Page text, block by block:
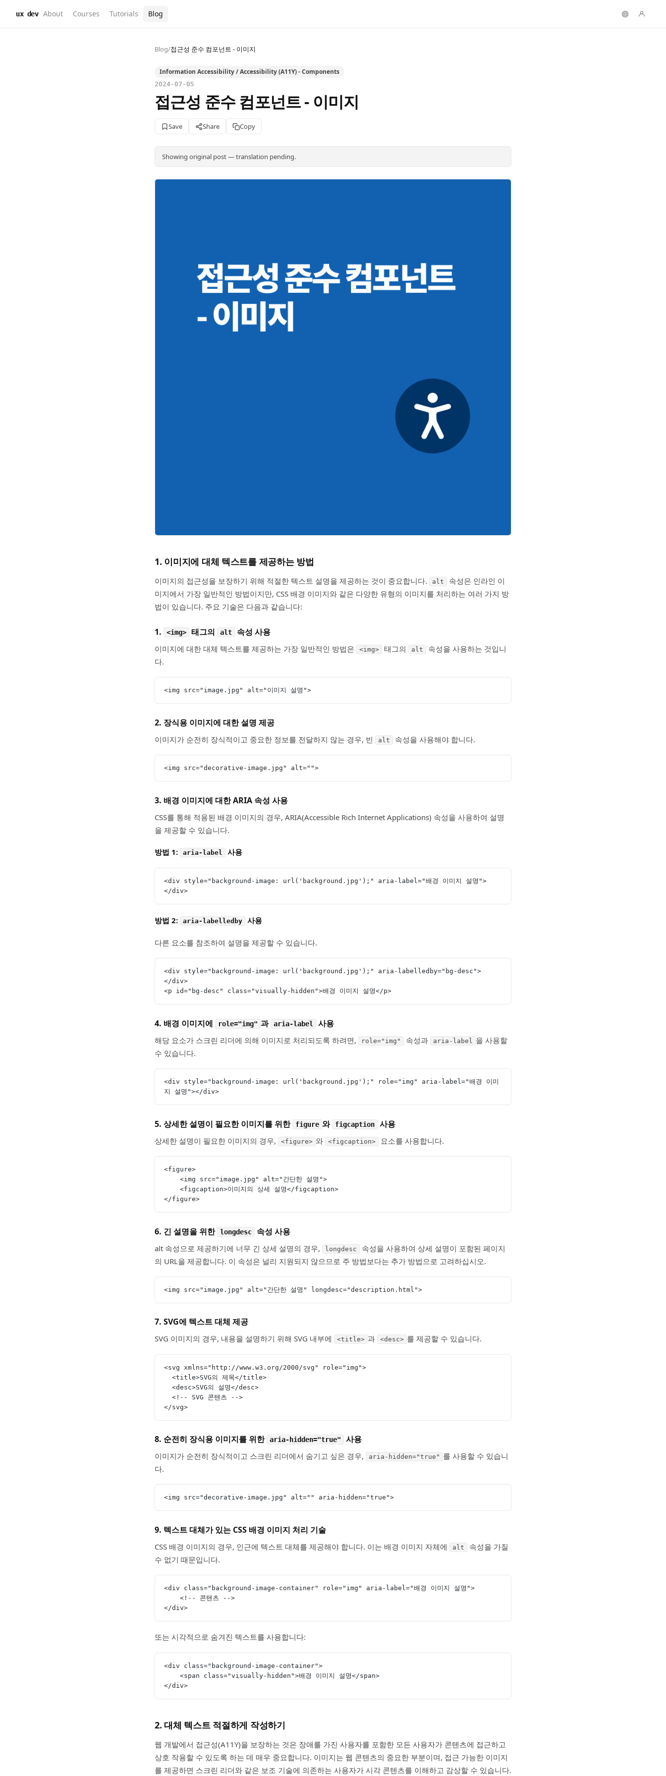
ux dev About Courses Tutorials Blog
Blog/접근성 준수 컴포넌트 - 이미지
Information Accessibility / Accessibility (A11Y) - Components
2024-07-05
접근성 준수 컴포넌트 - 이미지
Save Share Copy
Showing original post — translation pending.
1. 이미지에 대체 텍스트를 제공하는 방법
이미지의 접근성을 보장하기 위해 적절한 텍스트 설명을 제공하는 것이 중요합니다. alt
속성은 인라인 이
미지에서 가장 일반적인 방법이지만, CSS 배경 이미지와 같은 다양한 유형의 이미지를 처리하는 여러 가지 방
법이 있습니다. 주요 기술은 다음과 같습니다:
1. <img> 태그의 alt 속성 사용
이미지에 대한 대체 텍스트를 제공하는 가장 일반적인 방법은 <img> 태그의 alt
속성을 사용하는 것입니
다.
<img src="image.jpg" alt="이미지 설명">
2. 장식용 이미지에 대한 설명 제공
이미지가 순전히 장식적이고 중요한 정보를 전달하지 않는 경우, 빈 alt 속성을 사용해야 합니다.
<img src="decorative-image.jpg" alt="">
3. 배경 이미지에 대한 ARIA 속성 사용
CSS를 통해 적용된 배경 이미지의 경우, ARIA(Accessible Rich Internet Applications) 속성을 사용하여 설명
을 제공할 수 있습니다.
방법 1: aria-label 사용
<div style="background-image: url('background.jpg');" aria-label="배경 이미지 설명">
</div>
방법 2: aria-labelledby 사용
다른 요소를 참조하여 설명을 제공할 수 있습니다.
<div style="background-image: url('background.jpg');" aria-labelledby="bg-desc">
</div>
<p id="bg-desc" class="visually-hidden">배경 이미지 설명</p>
4. 배경 이미지에 role="img" 과 aria-label 사용
해당 요소가 스크린 리더에 의해 이미지로 처리되도록 하려면, role="img" 속성과 aria-label 을 사용할
수 있습니다.
<div style="background-image: url('background.jpg');" role="img" aria-label="배경 이미
지 설명"></div>
5. 상세한 설명이 필요한 이미지를 위한 figure 와 figcaption 사용
상세한 설명이 필요한 이미지의 경우, <figure> 와 <figcaption> 요소를 사용합니다.
<figure>
    <img src="image.jpg" alt="간단한 설명">
    <figcaption>이미지의 상세 설명</figcaption>
</figure>
6. 긴 설명을 위한 longdesc 속성 사용
alt 속성으로 제공하기에 너무 긴 상세 설명의 경우, longdesc
속성을 사용하여 상세 설명이 포함된 페이지
의 URL을 제공합니다. 이 속성은 널리 지원되지 않으므로 주 방법보다는 추가 방법으로 고려하십시오.
<img src="image.jpg" alt="간단한 설명" longdesc="description.html">
7. SVG에 텍스트 대체 제공
SVG 이미지의 경우, 내용을 설명하기 위해 SVG 내부에 <title> 과 <desc> 를 제공할 수 있습니다.
<svg xmlns="http://www.w3.org/2000/svg" role="img">
  <title>SVG의 제목</title>
  <desc>SVG의 설명</desc>
  <!-- SVG 콘텐츠 -->
</svg>
8. 순전히 장식용 이미지를 위한 aria-hidden="true" 사용
이미지가 순전히 장식적이고 스크린 리더에서 숨기고 싶은 경우, aria-hidden="true" 를 사용할 수 있습니
다.
<img src="decorative-image.jpg" alt="" aria-hidden="true">
9. 텍스트 대체가 있는 CSS 배경 이미지 처리 기술
CSS 배경 이미지의 경우, 인근에 텍스트 대체를 제공해야 합니다. 이는 배경 이미지 자체에 alt
속성을 가질
수 없기 때문입니다.
<div class="background-image-container" role="img" aria-label="배경 이미지 설명">
    <!-- 콘텐츠 -->
</div>
또는 시각적으로 숨겨진 텍스트를 사용합니다:
<div class="background-image-container">
    <span class="visually-hidden">배경 이미지 설명</span>
</div>
2. 대체 텍스트 적절하게 작성하기
웹 개발에서 접근성(A11Y)을 보장하는 것은 장애를 가진 사용자를 포함한 모든 사용자가 콘텐츠에 접근하고
상호 작용할 수 있도록 하는 데 매우 중요합니다. 이미지는 웹 콘텐츠의 중요한 부분이며, 접근 가능한 이미지
를 제공하면 스크린 리더와 같은 보조 기술에 의존하는 사용자가 시각 콘텐츠를 이해하고 감상할 수 있습니다.